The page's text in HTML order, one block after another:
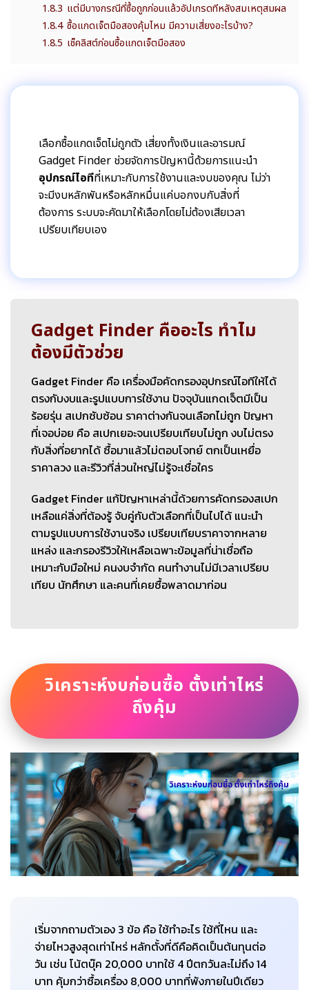
1.8.3 แต่มีบางกรณีที่ซื้อถูกก่อนแล้วอัปเกรดทีหลังสมเหตุสมผล
1.8.4 ซื้อแกดเจ็ตมือสองคุ้มไหม มีความเสี่ยงอะไรบ้าง?
1.8.5 เช็คลิสต์ก่อนซื้อแกดเจ็ตมือสอง
เลือกซื้อแกดเจ็ตไม่ถูกตัว เสี่ยงทั้งเงินและอารมณ์
Gadget Finder ช่วยจัดการปัญหานี้ด้วยการแนะนำ
อุปกรณ์ไอทีที่เหมาะกับการใช้งานและงบของคุณ ไม่ว่า
จะมีงบหลักพันหรือหลักหมื่นแค่บอกงบกับสิ่งที่
ต้องการ ระบบจะคัดมาให้เลือกโดยไม่ต้องเสียเวลา
เปรียบเทียบเอง
Gadget Finder คืออะไร ทำไม
ต้องมีตัวช่วย
Gadget Finder คือ เครื่องมือคัดกรองอุปกรณ์ไอทีให้ได้
ตรงกับงบและรูปแบบการใช้งาน ปัจจุบันแกดเจ็ตมีเป็น
ร้อยรุ่น สเปกซับซ้อน ราคาต่างกันจนเลือกไม่ถูก ปัญหา
ที่เจอบ่อย คือ สเปกเยอะจนเปรียบเทียบไม่ถูก งบไม่ตรง
กับสิ่งที่อยากได้ ซื้อมาแล้วไม่ตอบโจทย์ ตกเป็นเหยื่อ
ราคาลวง และรีวิวที่ส่วนใหญ่ไม่รู้จะเชื่อใคร
Gadget Finder แก้ปัญหาเหล่านี้ด้วยการคัดกรองสเปก
เหลือแค่สิ่งที่ต้องรู้ จับคู่กับตัวเลือกที่เป็นไปได้ แนะนำ
ตามรูปแบบการใช้งานจริง เปรียบเทียบราคาจากหลาย
แหล่ง และกรองรีวิวให้เหลือเฉพาะข้อมูลที่น่าเชื่อถือ
เหมาะกับมือใหม่ คนงบจำกัด คนทำงานไม่มีเวลาเปรียบ
เทียบ นักศึกษา และคนที่เคยซื้อพลาดมาก่อน
วิเคราะห์งบก่อนซื้อ ตั้งเท่าไหร่
ถึงคุ้ม
เริ่มจากถามตัวเอง 3 ข้อ คือ ใช้ทำอะไร ใช้ที่ไหน และ
จ่ายไหวสูงสุดเท่าไหร่ หลักตั้งที่ดีคือคิดเป็นต้นทุนต่อ
วัน เช่น โน้ตบุ๊ค 20,000 บาทใช้ 4 ปีตกวันละไม่ถึง 14
บาท คุ้มกว่าซื้อเครื่อง 8,000 บาทที่พังภายในปีเดียว